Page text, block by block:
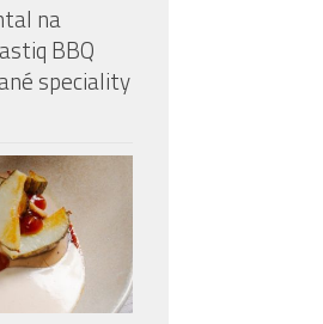
na
BBQ
speciality